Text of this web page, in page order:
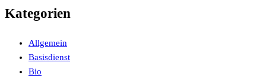
Kategorien
Allgemein
Basisdienst
Bio